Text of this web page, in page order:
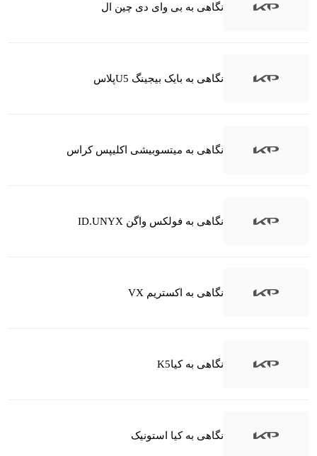
نگاهی به بی وای دی چین ال
نگاهی به بایک بیجینگ U5پلاس
نگاهی به میتسوبیشی اکلیپس کراس
نگاهی به فولکس واگن ID.UNYX
نگاهی به اکستریم VX
نگاهی به کیاK5
نگاهی به کیا استونیک